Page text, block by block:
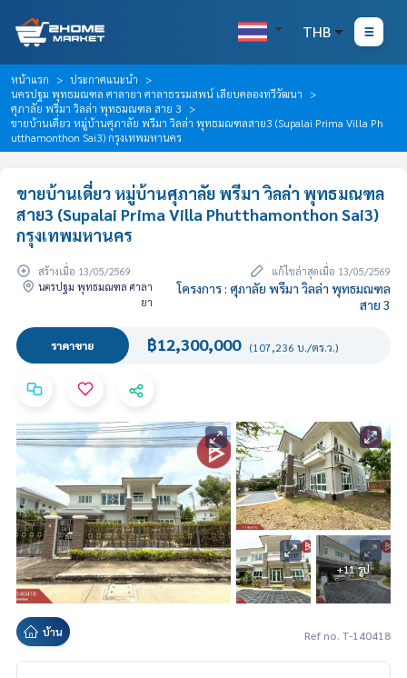
THB
หน้าแรก
ประกาศแนะนำ
นครปฐม พุทธมณฑล ศาลายา ศาลาธรรมสพน์ เลียบคลองทวีวัฒนา
ศุภาลัย พรีมา วิลล่า พุทธมณฑล สาย 3
ขายบ้านเดี่ยว หมู่บ้านศุภาลัย พรีมา วิลล่า พุทธมณฑลสาย3 (Supalai Prima Villa Ph
utthamonthon Sai3) กรุงเทพมหานคร
ขายบ้านเดี่ยว หมู่บ้านศุภาลัย พรีมา วิลล่า พุทธมณฑล
สาย3 (Supalai Prima Villa Phutthamonthon Sai3)
กรุงเทพมหานคร
สร้างเมื่อ 13/05/2569
แก้ไขล่าสุดเมื่อ 13/05/2569
นครปฐม พุทธมณฑล ศาลา
ยา
โครงการ : ศุภาลัย พรีมา วิลล่า พุทธมณฑล
สาย 3
ราคาขาย ฿12,300,000 (107,236 บ./ตร.ว.)
+11 รูป
บ้าน Ref no. T-140418